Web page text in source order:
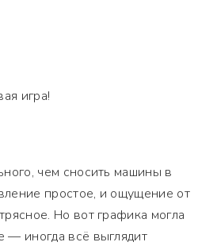
игра!
чем сносить машины в
простое, и ощущение от
Но вот графика могла
— иногда всё выглядит